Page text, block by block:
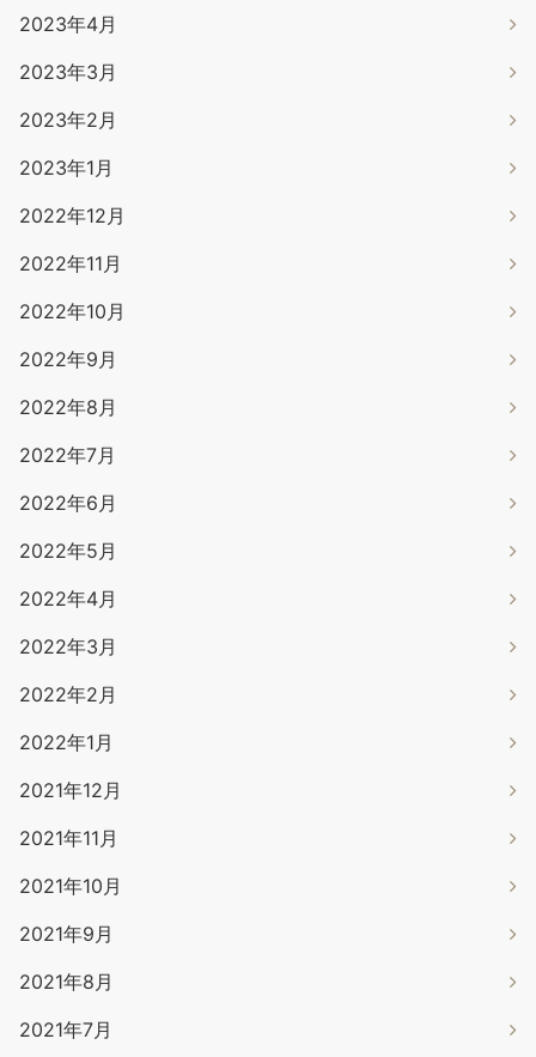
2023年4月
2023年3月
2023年2月
2023年1月
2022年12月
2022年11月
2022年10月
2022年9月
2022年8月
2022年7月
2022年6月
2022年5月
2022年4月
2022年3月
2022年2月
2022年1月
2021年12月
2021年11月
2021年10月
2021年9月
2021年8月
2021年7月